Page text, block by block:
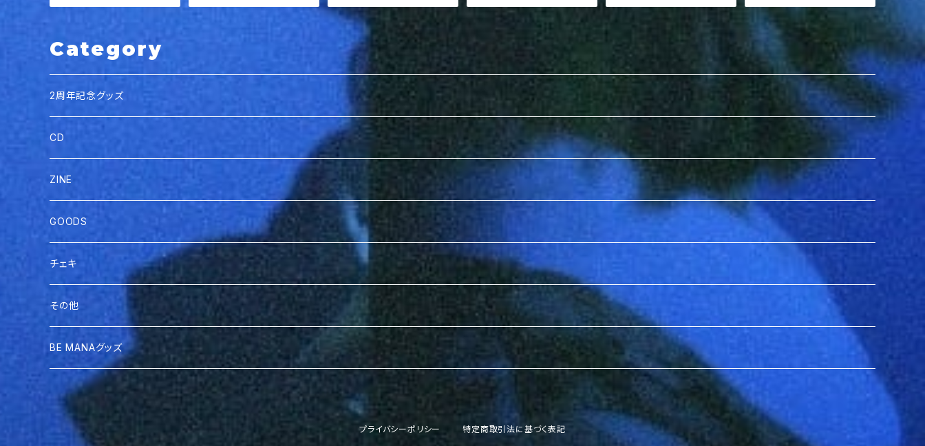
Category
2周年記念グッズ
CD
ZINE
GOODS
チェキ
その他
BE MANAグッズ
プライバシーポリシー 特定商取引法に基づく表記